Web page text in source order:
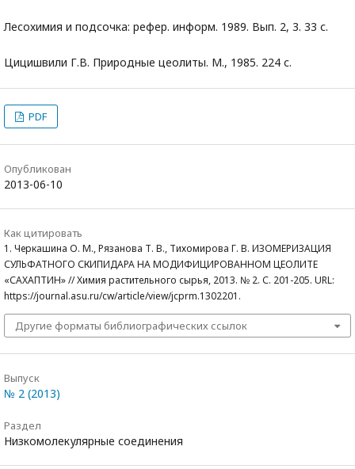
Лесохимия и подсочка: рефер. информ. 1989. Вып. 2, 3. 33 с.
Цицишвили Г.В. Природные цеолиты. М., 1985. 224 с.
PDF
Опубликован
2013-06-10
Как цитировать
1. Черкашина О. М., Рязанова Т. В., Тихомирова Г. В. ИЗОМЕРИЗАЦИЯ
СУЛЬФАТНОГО СКИПИДАРА НА МОДИФИЦИРОВАННОМ ЦЕОЛИТЕ
«САХАПТИН» // Химия растительного сырья, 2013. № 2. С. 201-205. URL:
https://journal.asu.ru/cw/article/view/jcprm.1302201.
Другие форматы библиографических ссылок
Выпуск
№ 2 (2013)
Раздел
Низкомолекулярные соединения